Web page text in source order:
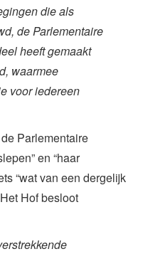
die als
de Parlementaire
heeft gemaakt
waarmee
voor iedereen
Parlementaire
en “haar
“wat van een dergelijk
Hof besloot